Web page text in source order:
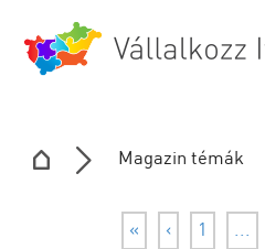
Magazin témák
« ‹ 1 ...